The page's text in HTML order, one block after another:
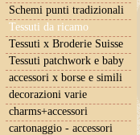
Schemi punti tradizionali
Tessuti da ricamo
Tessuti x Broderie Suisse
Tessuti patchwork e baby
accessori x borse e simili
decorazioni varie
charms+accessori
cartonaggio - accessori